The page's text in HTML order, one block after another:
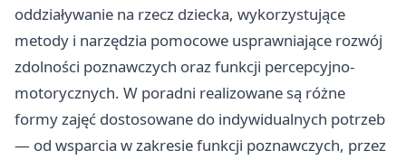
oddziaływanie na rzecz dziecka, wykorzystujące
metody i narzędzia pomocowe usprawniające rozwój
zdolności poznawczych oraz funkcji percepcyjno-
motorycznych. W poradni realizowane są różne
formy zajęć dostosowane do indywidualnych potrzeb
— od wsparcia w zakresie funkcji poznawczych, przez